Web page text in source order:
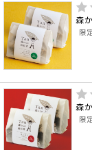
森
限
森
限